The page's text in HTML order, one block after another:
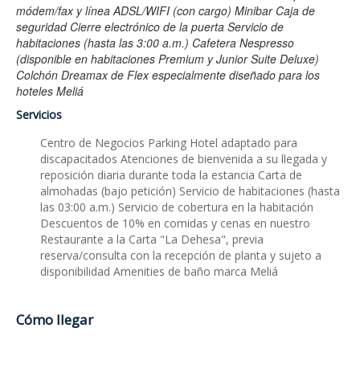
módem/fax y línea ADSL/WIFI (con cargo) Minibar Caja de
seguridad Cierre electrónico de la puerta Servicio de
habitaciones (hasta las 3:00 a.m.) Cafetera Nespresso
(disponible en habitaciones Premium y Junior Suite Deluxe)
Colchón Dreamax de Flex especialmente diseñado para los
hoteles Meliá
Servicios
Centro de Negocios Parking Hotel adaptado para
discapacitados Atenciones de bienvenida a su llegada y
reposición diaria durante toda la estancia Carta de
almohadas (bajo petición) Servicio de habitaciones (hasta
las 03:00 a.m.) Servicio de cobertura en la habitación
Descuentos de 10% en comidas y cenas en nuestro
Restaurante a la Carta "La Dehesa", previa
reserva/consulta con la recepción de planta y sujeto a
disponibilidad Amenities de baño marca Meliá
Cómo llegar